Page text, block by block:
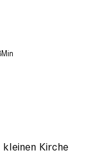
kleinen Kirche